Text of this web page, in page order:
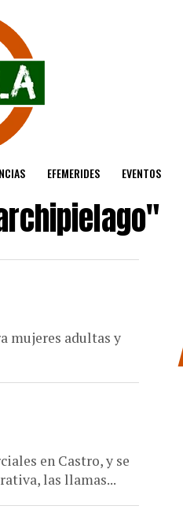
EFEMERIDES EVENTOS
mujeres adultas y
en Castro, y se
las llamas...